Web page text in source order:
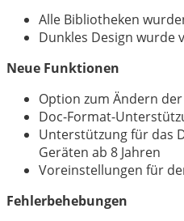
Alle Bibliotheken
Dunkles Design wurde
Neue Funktionen
Option zum Ändern
Doc-Format-
Unterstützung für das
Geräten ab 8 Jahren
Voreinstellungen für
Fehlerbehebungen